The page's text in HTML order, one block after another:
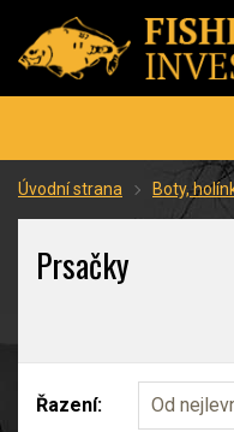
Úvodní strana Boty,
Prsačky
Řazení: Od